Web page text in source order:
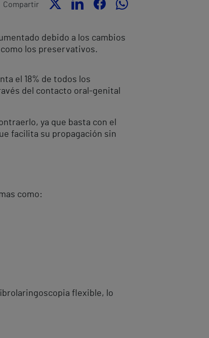
Compartir
debido a los cambios
los preservativos.
el 18% de todos los
del contacto oral-genital
ya que basta con el
facilita su propagación sin
como:
flexible, lo